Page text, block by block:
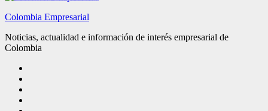
Colombia Empresarial
Noticias, actualidad e información de interés empresarial de
Colombia